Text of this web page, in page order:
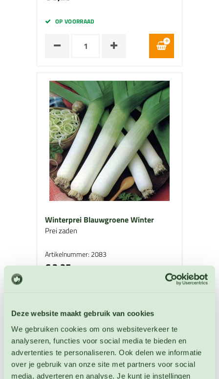
Deze website maakt gebruik van cookies
We gebruiken cookies om ons websiteverkeer te
analyseren, functies voor social media te bieden en
advertenties te personaliseren. Ook delen we informatie
over je gebruik van onze site met partners voor social
media, adverteren en analyse. Je kunt je instellingen
OP VOORRAAD
Winterprei Blauwgroene Winter
Prei zaden
Artikelnummer: 2083
€ 3,25